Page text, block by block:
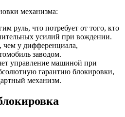
механизма:
руль, что потребует от того, кто
усилий при вождении.
у дифференциала,
заводом.
управление машиной при
гарантию блокировки,
механизм.